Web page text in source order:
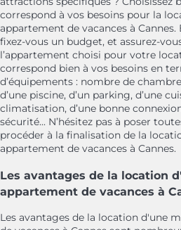
correspond à vos besoins pour la
appartement de vacances à
fixez-vous un budget, et assurez-
l’appartement choisi pour votre
correspond bien à vos besoins en
d’équipements : nombre de
d’une piscine, d’un parking, d’une
climatisation, d’une bonne
sécurité... N’hésitez pas à poser
procéder à la finalisation de la
appartement de vacances à Cannes.
Les avantages de la location
appartement de vacances à
Les avantages de la location d'une